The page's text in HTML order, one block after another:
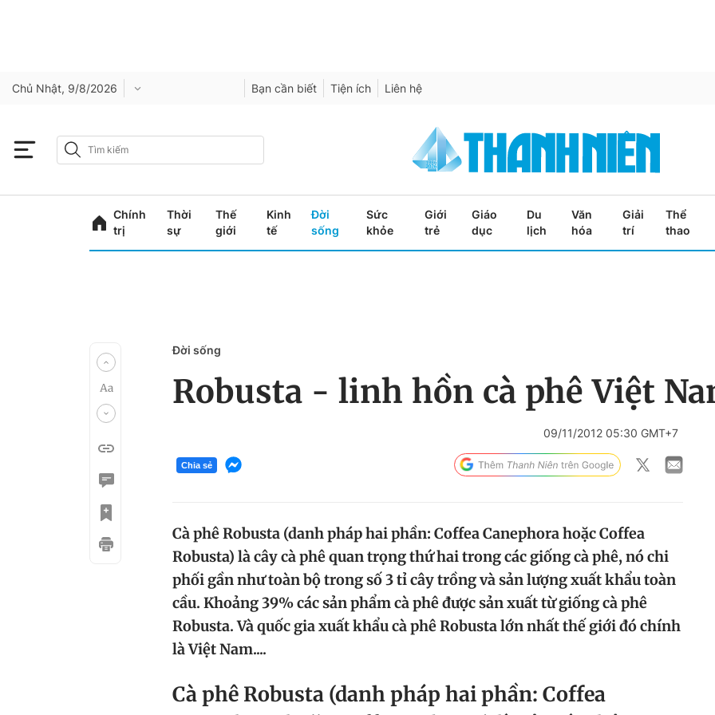
Chủ Nhật, 9/8/2026 Bạn cần biết Tiện ích Liên hệ
Chính
trị
Thời
sự
Thế
giới
Kinh
tế
Đời
sống
Sức
khỏe
Giới
trẻ
Giáo
dục
Du
lịch
Văn
hóa
Giải
trí
Thể
thao
Đời sống
Robusta - linh hồn cà phê Việt
09/11/2012 05:30 GMT+7
Chia sẻ
Cà phê Robusta (danh pháp hai phần: Coffea Canephora hoặc Coffea
Robusta) là cây cà phê quan trọng thứ hai trong các giống cà phê, nó chi
phối gần như toàn bộ trong số 3 tỉ cây trồng và sản lượng xuất khẩu toàn
cầu. Khoảng 39% các sản phẩm cà phê được sản xuất từ giống cà phê
Robusta. Và quốc gia xuất khẩu cà phê Robusta lớn nhất thế giới đó chính
là Việt Nam....
Cà phê Robusta (danh pháp hai phần: Coffea